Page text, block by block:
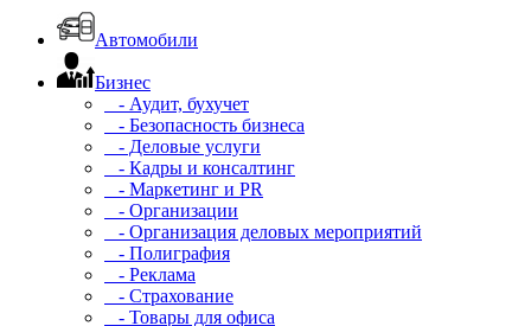
Автомобили
Бизнес
- Аудит, бухучет
- Безопасность бизнеса
- Деловые услуги
- Кадры и консалтинг
- Маркетинг и PR
- Организации
- Организация деловых мероприятий
- Полиграфия
- Реклама
- Страхование
- Товары для офиса